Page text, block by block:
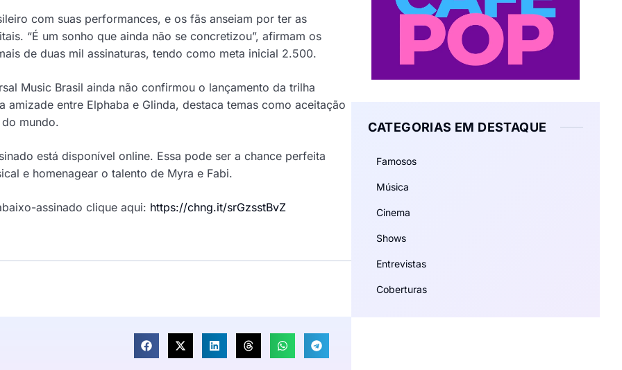
com suas performances, e os fãs anseiam por ter as
“É um sonho que ainda não se concretizou”, afirmam os
de duas mil assinaturas, tendo como meta inicial 2.500.
Music Brasil ainda não confirmou o lançamento da trilha
entre Elphaba e Glinda, destaca temas como aceitação
mundo.
está disponível online. Essa pode ser a chance perfeita
e homenagear o talento de Myra e Fabi.
assinado clique aqui: https://chng.it/srGzsstBvZ
CATEGORIAS EM DESTAQUE
Famosos
Música
Cinema
Shows
Entrevistas
Coberturas